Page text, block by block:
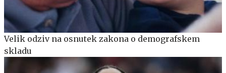
Velik odziv na osnutek zakona o demografskem
skladu